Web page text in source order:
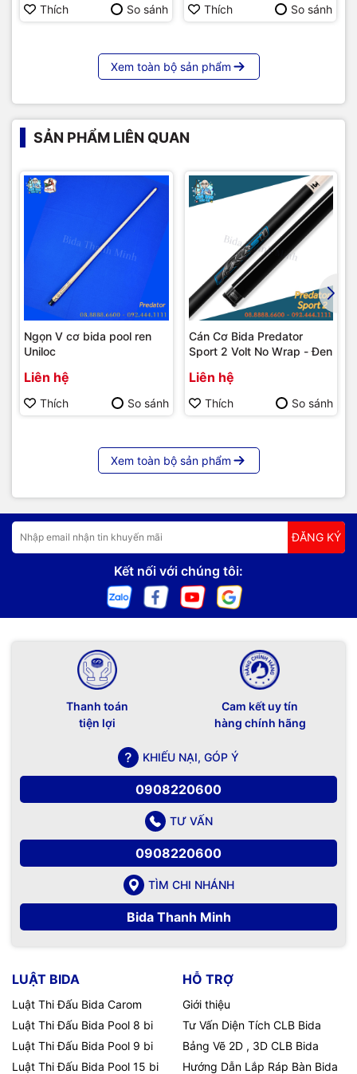
Thích So sánh Thích So sánh
Xem toàn bộ sản phẩm
SẢN PHẨM LIÊN QUAN
Ngọn V cơ bida pool ren
Uniloc
Liên hệ
Thích So sánh
Cán Cơ Bida Predator
Sport 2 Volt No Wrap - Đen
Liên hệ
Thích So sánh
Xem toàn bộ sản phẩm
ĐĂNG KÝ
Kết nối với chúng tôi:
Thanh toán
tiện lợi
Cam kết uy tín
hàng chính hãng
KHIẾU NẠI, GÓP Ý
0908220600
TƯ VẤN
0908220600
TÌM CHI NHÁNH
Bida Thanh Minh
LUẬT BIDA
Luật Thi Đấu Bida Carom
Luật Thi Đấu Bida Pool 8 bi
Luật Thi Đấu Bida Pool 9 bi
Luật Thi Đấu Bida Pool 15 bi
HỖ TRỢ
Giới thiệu
Tư Vấn Diện Tích CLB Bida
Bảng Vẽ 2D , 3D CLB Bida
Hướng Dẫn Lắp Ráp Bàn Bida